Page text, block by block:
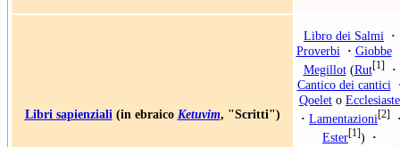
Libri sapienziali (in ebraico Ketuvim, "Scritti")
Libro dei Salmi ·
Proverbi · Giobbe
Megillot(Rut[1]
·
Cantico dei cantici
Qoelet o Ecclesiaste
· Lamentazioni[2]
Ester[1])
·